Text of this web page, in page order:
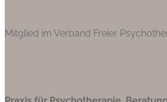
Mitglied im Verband Freier